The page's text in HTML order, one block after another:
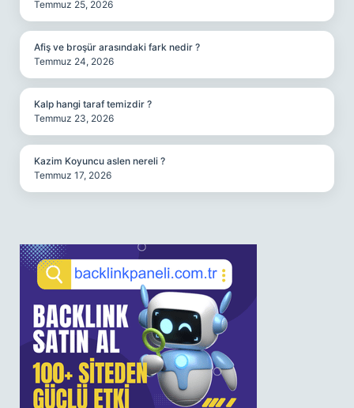
Temmuz 25, 2026
Afiş ve broşür arasındaki fark nedir ?
Temmuz 24, 2026
Kalp hangi taraf temizdir ?
Temmuz 23, 2026
Kazim Koyuncu aslen nereli ?
Temmuz 17, 2026